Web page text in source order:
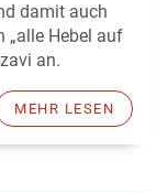
damit auch
„alle Hebel auf
an.
MEHR LESEN